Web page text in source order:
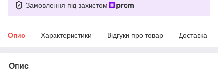
Замовлення під захистом
Опис Характеристики Відгуки про товар Доставка
Опис